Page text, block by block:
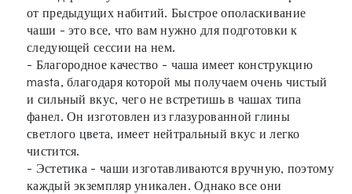
от предыдущих набитий. Быстрое ополаскивание
чаши - это все, что вам нужно для подготовки к
следующей сессии на нем.
- Благородное качество - чаша имеет конструкцию
masta, благодаря которой мы получаем очень чистый
и сильный вкус, чего не встретишь в чашах типа
фанел. Он изготовлен из глазурованной глины
светлого цвета, имеет нейтральный вкус и легко
чистится.
- Эстетика - чаши изготавливаются вручную, поэтому
каждый экземпляр уникален. Однако все они